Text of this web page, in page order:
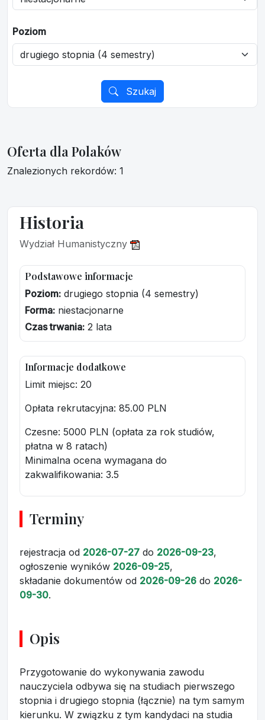
Poziom
Szukaj
Oferta dla Polaków
Znalezionych rekordów: 1
Historia
Wydział Humanistyczny
Podstawowe informacje
Poziom: drugiego stopnia (4 semestry)
Forma: niestacjonarne
Czas trwania: 2 lata
Informacje dodatkowe
Limit miejsc: 20
Opłata rekrutacyjna: 85.00 PLN
Czesne: 5000 PLN (opłata za rok studiów,
płatna w 8 ratach)
Minimalna ocena wymagana do
zakwalifikowania: 3.5
Terminy
rejestracja od 2026-07-27 do 2026-09-23,
ogłoszenie wyników 2026-09-25,
składanie dokumentów od 2026-09-26 do 2026-
09-30.
Opis
Przygotowanie do wykonywania zawodu
nauczyciela odbywa się na studiach pierwszego
stopnia i drugiego stopnia (łącznie) na tym samym
kierunku. W związku z tym kandydaci na studia